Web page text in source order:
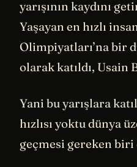
yarışının kaydını
Yaşayan en hızlı
Olimpiyatları’na bir
olarak katıldı, Usain
Yani bu yarışlara
hızlısı yoktu dünya
geçmesi gereken biri